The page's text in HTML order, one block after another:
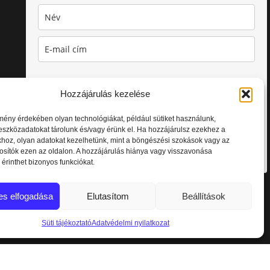
Hozzájárulás kezelése
érdekében olyan technológiákat, például sütiket használunk,
tárolunk és/vagy érünk el. Ha hozzájárulsz ezekhez a
olyan adatokat kezelhetünk, mint a böngészési szokások vagy az
ezen az oldalon. A hozzájárulás hiánya vagy visszavonása
érinthet bizonyos funkciókat.
elfogadása Elutasítom Beállítások
Süti tájékoztatóAdatvédelmi nyilatkozat
leiratkozhatsz. Az adataid nálunk biztonságban vannak.
Elolvastam és elfogadom azAdatvédelmi nyilatkozatot.
Feliratkozás